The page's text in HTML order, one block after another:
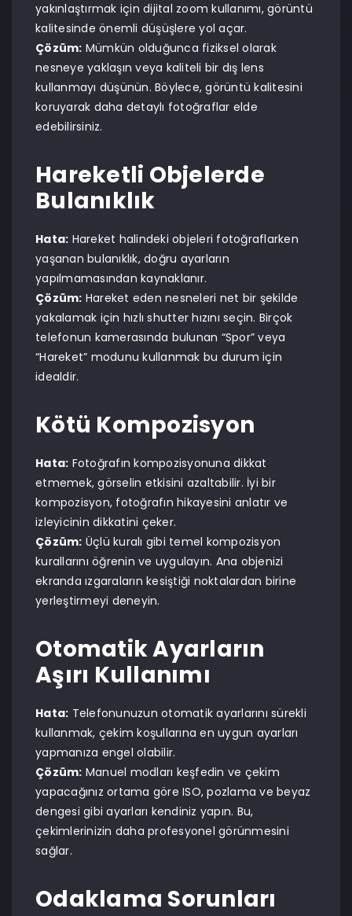
yakınlaştırmak için dijital zoom kullanımı, görüntü
kalitesinde önemli düşüşlere yol açar.
Çözüm: Mümkün olduğunca fiziksel olarak
nesneye yaklaşın veya kaliteli bir dış lens
kullanmayı düşünün. Böylece, görüntü kalitesini
koruyarak daha detaylı fotoğraflar elde
edebilirsiniz.
Hareketli Objelerde
Bulanıklık
Hata: Hareket halindeki objeleri fotoğraflarken
yaşanan bulanıklık, doğru ayarların
yapılmamasından kaynaklanır.
Çözüm: Hareket eden nesneleri net bir şekilde
yakalamak için hızlı shutter hızını seçin. Birçok
telefonun kamerasında bulunan “Spor” veya
“Hareket” modunu kullanmak bu durum için
idealdir.
Kötü Kompozisyon
Hata: Fotoğrafın kompozisyonuna dikkat
etmemek, görselin etkisini azaltabilir. İyi bir
kompozisyon, fotoğrafın hikayesini anlatır ve
izleyicinin dikkatini çeker.
Çözüm: Üçlü kuralı gibi temel kompozisyon
kurallarını öğrenin ve uygulayın. Ana objenizi
ekranda ızgaraların kesiştiği noktalardan birine
yerleştirmeyi deneyin.
Otomatik Ayarların
Aşırı Kullanımı
Hata: Telefonunuzun otomatik ayarlarını sürekli
kullanmak, çekim koşullarına en uygun ayarları
yapmanıza engel olabilir.
Çözüm: Manuel modları keşfedin ve çekim
yapacağınız ortama göre ISO, pozlama ve beyaz
dengesi gibi ayarları kendiniz yapın. Bu,
çekimlerinizin daha profesyonel görünmesini
sağlar.
Odaklama Sorunları